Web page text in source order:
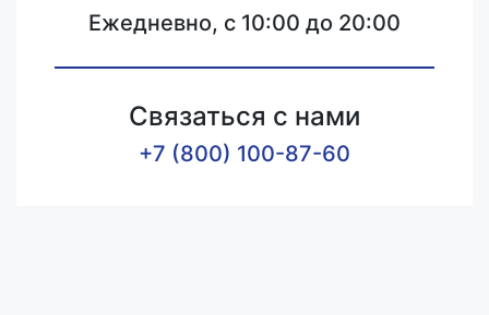
Ежедневно, с 10:00 до 20:00
Связаться с нами
+7 (800) 100-87-60